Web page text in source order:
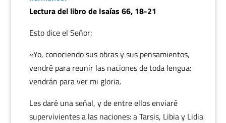
Lectura del libro de Isaías 66, 18-21
Esto dice el Señor:
«Yo, conociendo sus obras y sus pensamientos,
vendré para reunir las naciones de toda lengua:
vendrán para ver mi gloria.
Les daré una señal, y de entre ellos enviaré
supervivientes a las naciones: a Tarsis, Libia y Lidia